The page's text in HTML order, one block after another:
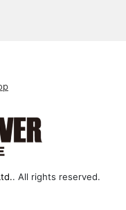
. All rights reserved.